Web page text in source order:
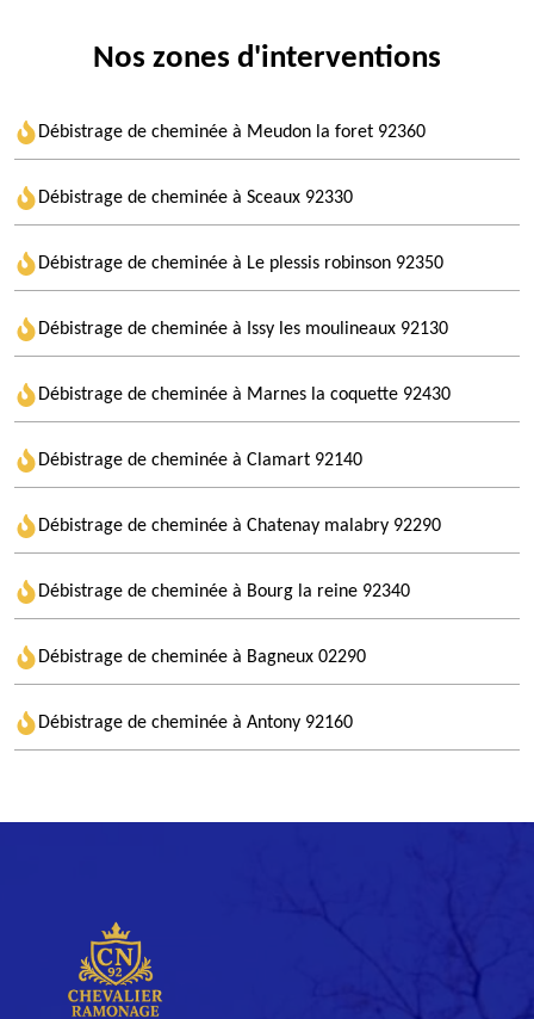
Nos zones d'interventions
Débistrage de cheminée à Meudon la foret 92360
Débistrage de cheminée à Sceaux 92330
Débistrage de cheminée à Le plessis robinson 92350
Débistrage de cheminée à Issy les moulineaux 92130
Débistrage de cheminée à Marnes la coquette 92430
Débistrage de cheminée à Clamart 92140
Débistrage de cheminée à Chatenay malabry 92290
Débistrage de cheminée à Bourg la reine 92340
Débistrage de cheminée à Bagneux 02290
Débistrage de cheminée à Antony 92160